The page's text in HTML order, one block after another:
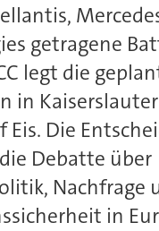
getragene
legt die
in
Eis. Die
Debatte über
Nachfrage
in